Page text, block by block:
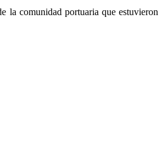
la comunidad portuaria que estuvieron